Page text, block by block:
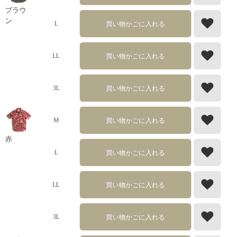
ブラウ
ン
L 買い物かごに入れる
LL 買い物かごに入れる
3L 買い物かごに入れる
赤
M 買い物かごに入れる
L 買い物かごに入れる
LL 買い物かごに入れる
3L 買い物かごに入れる